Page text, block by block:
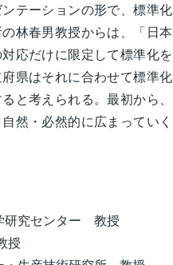
テーションの形で、標準化
林春男教授からは、「日本
応だけに限定して標準化を
県はそれに合わせて標準化
と考えられる。最初から、
然・必然的に広まっていく
究センター 教授
授